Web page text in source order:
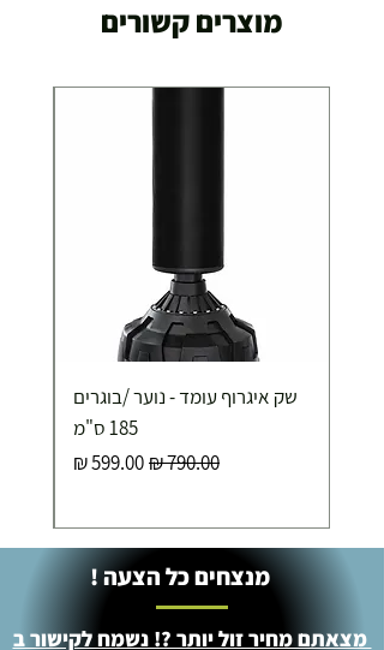
מוצרים קשורים
שק איגרוף עומד - נוער /בוגרים
185 ס"מ
מחיר רגילמחיר מבצע
מנצחים כל הצעה !
מצאתם מחיר זול יותר ?! נשמח לקישור ב